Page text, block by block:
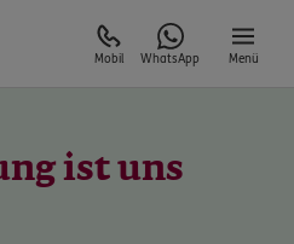
Mobil WhatsApp Menü
ist uns